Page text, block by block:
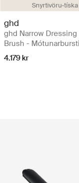
Snyrtivöru-tíska
ghd
ghd Narrow Dressing
Brush - Mótunarbursti
4.179 kr